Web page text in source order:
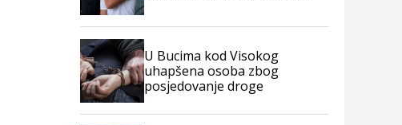
U Bucima kod Visokog
uhapšena osoba zbog
posjedovanje droge